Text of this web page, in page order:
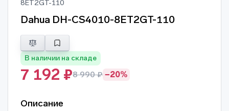
8ET2GT-110
Dahua DH-CS4010-8ET2GT-110
В наличии на складе
7 192 ₽8 990 ₽ −20%
Описание